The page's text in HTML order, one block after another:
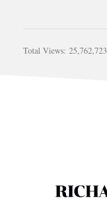
Total Views: 25,762,723